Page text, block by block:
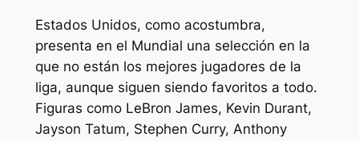
Estados Unidos, como acostumbra,
presenta en el Mundial una selección en la
que no están los mejores jugadores de la
liga, aunque siguen siendo favoritos a todo.
Figuras como LeBron James, Kevin Durant,
Jayson Tatum, Stephen Curry, Anthony